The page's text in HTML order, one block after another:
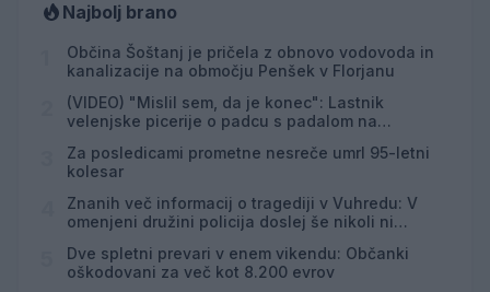
Najbolj brano
Občina Šoštanj je pričela z obnovo vodovoda in
kanalizacije na območju Penšek v Florjanu
(VIDEO) "Mislil sem, da je konec": Lastnik
velenjske picerije o padcu s padalom na
Za posledicami prometne nesreče umrl 95-letni
kolesar
Znanih več informacij o tragediji v Vuhredu: V
omenjeni družini policija doslej še nikoli ni
Dve spletni prevari v enem vikendu: Občanki
oškodovani za več kot 8.200 evrov